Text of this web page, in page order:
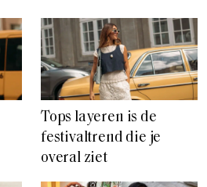
Tops layeren is de
festivaltrend die je
overal ziet